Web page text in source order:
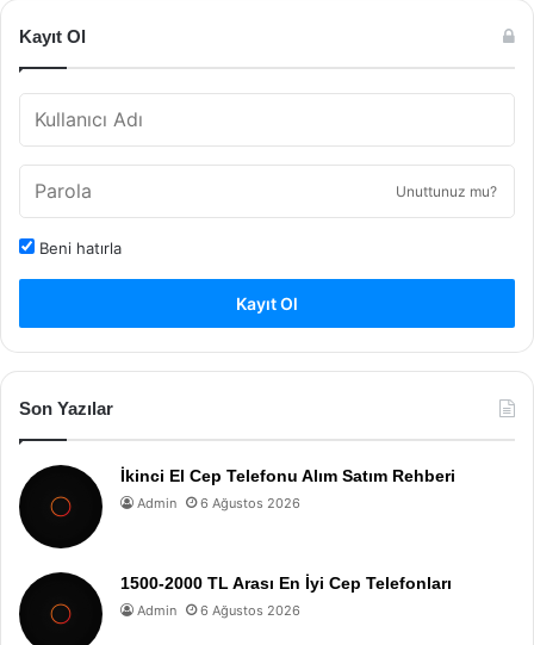
Kayıt Ol
Unuttunuz mu?
Beni hatırla
Kayıt Ol
Son Yazılar
İkinci El Cep Telefonu Alım Satım Rehberi
Admin 6 Ağustos 2026
1500-2000 TL Arası En İyi Cep Telefonları
Admin 6 Ağustos 2026